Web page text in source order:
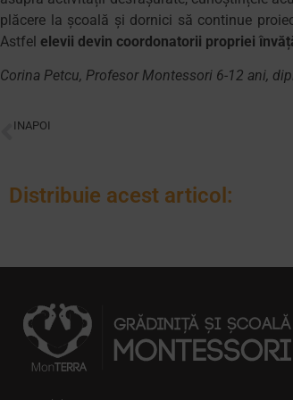
plăcere la școală și dornici să continue
Astfel elevii devin coordonatorii propriei
Corina Petcu, Profesor Montessori 6-12 ani,
INAPOI
Distribuie acest articol: